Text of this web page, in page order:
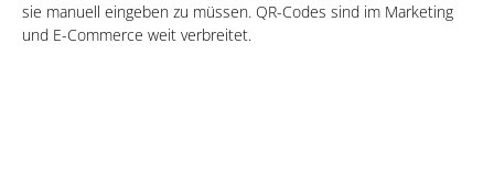
sie manuell eingeben zu müssen. QR-Codes sind im Marketing
und E-Commerce weit verbreitet.